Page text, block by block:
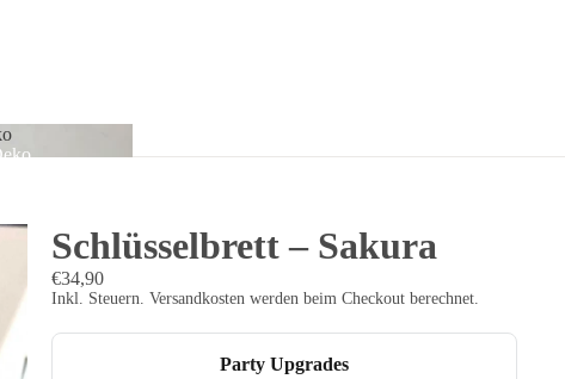
Schlüsselbrett – Sakura
€34,90
Inkl. Steuern. Versandkosten werden beim Checkout berechnet.
Party Upgrades